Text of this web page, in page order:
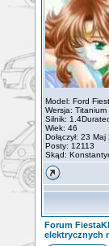
Model: Ford
Wersja: Titanium
Silnik:
Wiek: 46
Dołączył: 23
Posty: 12113
Skąd:
Forum
elektrycznych